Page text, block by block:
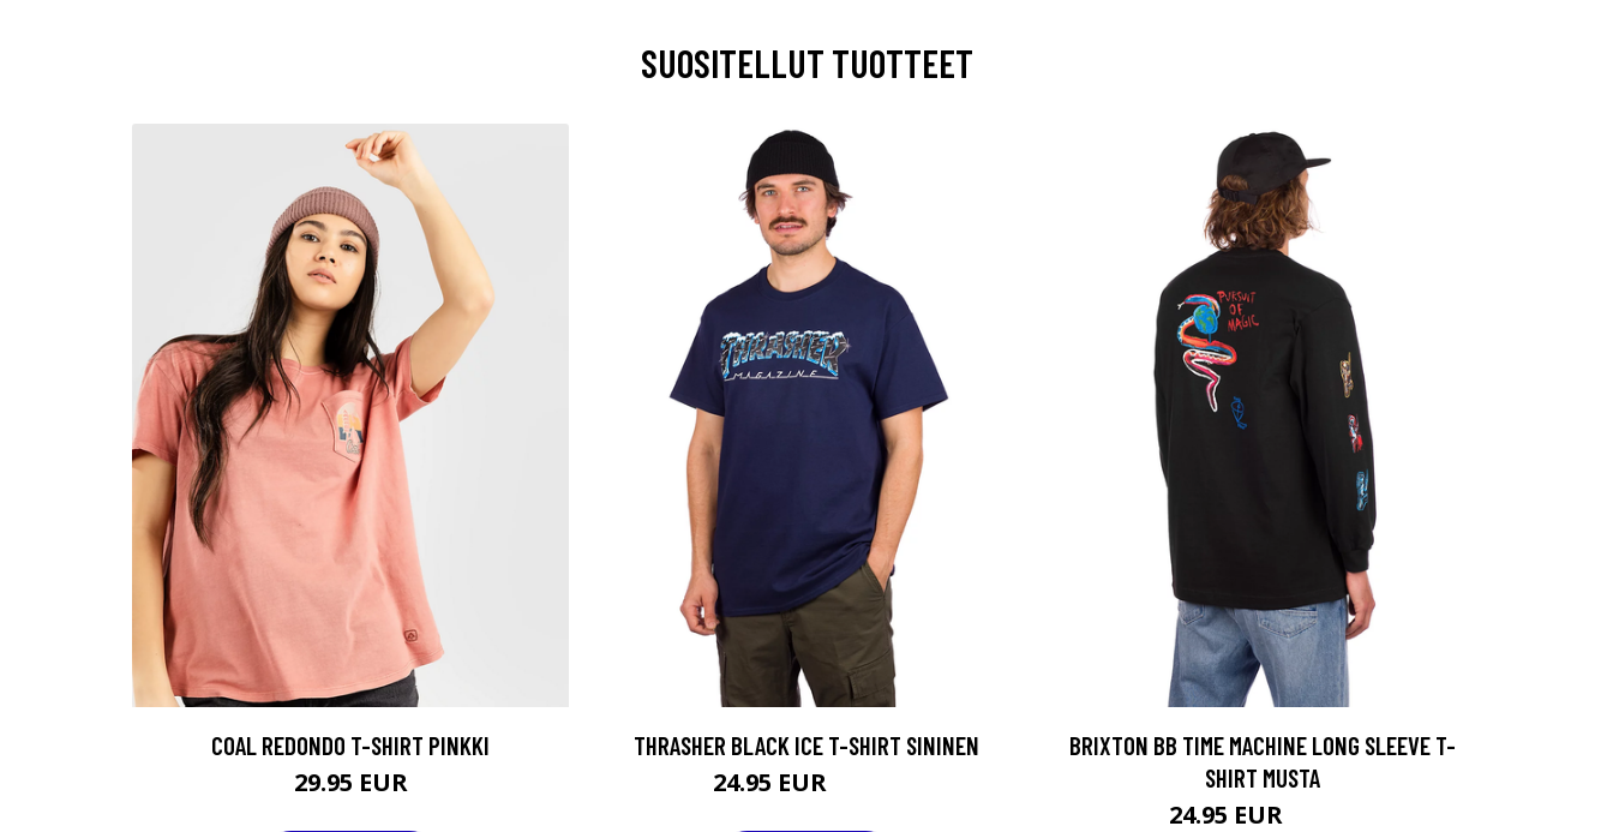
SUOSITELLUT TUOTTEET
COAL REDONDO T-SHIRT PINKKI
29.95 EUR
THRASHER BLACK ICE T-SHIRT SININEN
24.95 EUR
BRIXTON BB TIME MACHINE LONG SLEEVE T-
SHIRT MUSTA
24.95 EUR